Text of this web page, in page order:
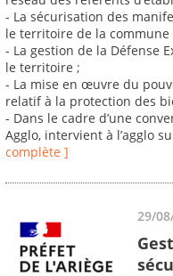
- La sécurisation des
le territoire de la commune
- La gestion de la Défense
le territoire ;
- La mise en œuvre du
relatif à la protection des
- Dans le cadre d’une
Agglo, intervient à l’agglo
complète ]
29/